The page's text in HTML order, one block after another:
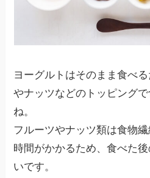
ヨーグルトはそのまま食べ
やナッツなどのトッピング
ね。
フルーツやナッツ類は食物
時間がかかるため、食べた
いです。